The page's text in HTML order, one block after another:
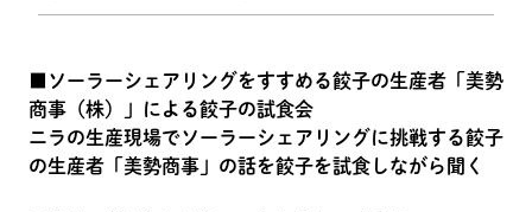
■ソーラーシェアリングをすすめる餃子の生産者「美勢
商事（株）」による餃子の試食会
ニラの生産現場でソーラーシェアリングに挑戦する餃子
の生産者「美勢商事」の話を餃子を試食しながら聞く